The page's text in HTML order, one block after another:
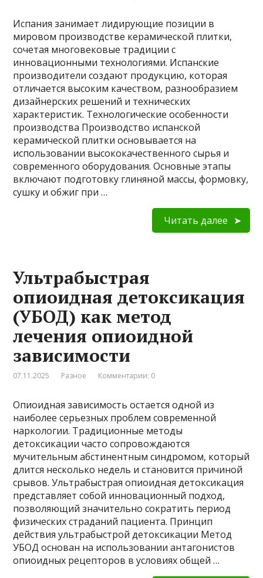
Испания занимает лидирующие позиции в
мировом производстве керамической плитки,
сочетая многовековые традиции с
инновационными технологиями. Испанские
производители создают продукцию, которая
отличается высоким качеством, разнообразием
дизайнерских решений и технических
характеристик. Технологические особенности
производства Производство испанской
керамической плитки основывается на
использовании высококачественного сырья и
современного оборудования. Основные этапы
включают подготовку глиняной массы, формовку,
сушку и обжиг при …
Читать далее
Ультрабыстрая
опиоидная детоксикация
(УБОД) как метод
лечения опиоидной
зависимости
07.11.2025 Разное Комментарии: 0
Опиоидная зависимость остается одной из
наиболее серьезных проблем современной
наркологии. Традиционные методы
детоксикации часто сопровождаются
мучительным абстинентным синдромом, который
длится несколько недель и становится причиной
срывов. Ультрабыстрая опиоидная детоксикация
представляет собой инновационный подход,
позволяющий значительно сократить период
физических страданий пациента. Принцип
действия ультрабыстрой детоксикации Метод
УБОД основан на использовании антагонистов
опиоидных рецепторов в условиях общей …